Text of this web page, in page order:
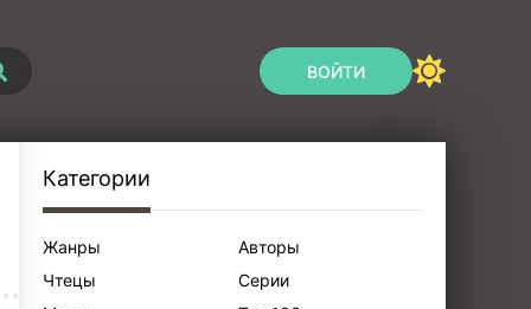
ВОЙТИ
Категории
Жанры
Авторы
Чтецы
Серии